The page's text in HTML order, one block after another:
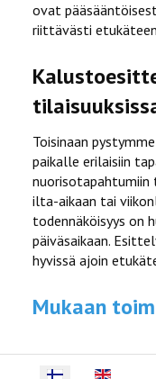
ovat
riittävästi
Toisinaan
paikalle erilaisiin
nuorisotapahtumiin
ilta-aikaan tai
todennäköisyys on
päiväsaikaan.
hyvissä ajoin
Mukaan
Select your language